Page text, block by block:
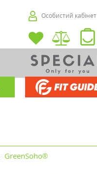
Особистий кабінет
GreenSoho®